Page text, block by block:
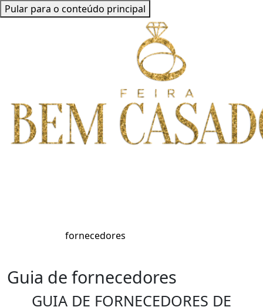
Pular para o conteúdo principal
fornecedores
Guia de fornecedores
GUIA DE FORNECEDORES DE